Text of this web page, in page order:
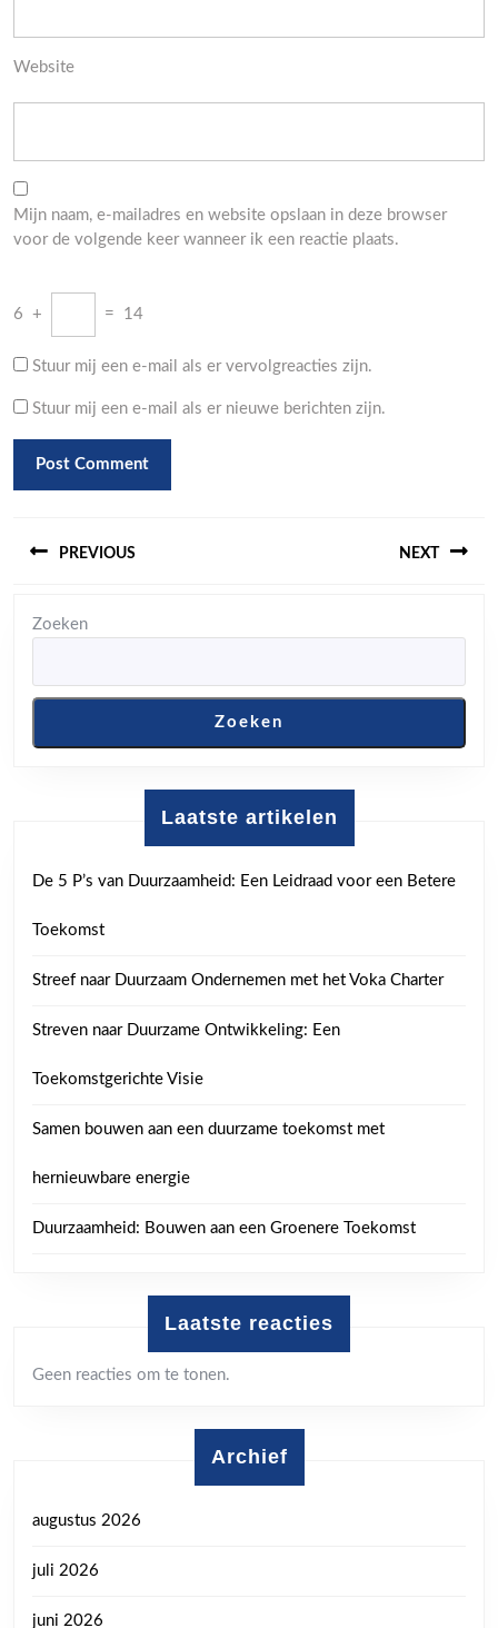
Website
Mijn naam, e-mailadres en website opslaan in deze browser
voor de volgende keer wanneer ik een reactie plaats.
6 + = 14
Stuur mij een e-mail als er vervolgreacties zijn.
Stuur mij een e-mail als er nieuwe berichten zijn.
PREVIOUS
post:
NEXT
post:
Zoeken
Zoeken
Laatste artikelen
De 5 P’s van Duurzaamheid: Een Leidraad voor een Betere
Toekomst
Streef naar Duurzaam Ondernemen met het Voka Charter
Streven naar Duurzame Ontwikkeling: Een
Toekomstgerichte Visie
Samen bouwen aan een duurzame toekomst met
hernieuwbare energie
Duurzaamheid: Bouwen aan een Groenere Toekomst
Laatste reacties
Geen reacties om te tonen.
Archief
augustus 2026
juli 2026
juni 2026